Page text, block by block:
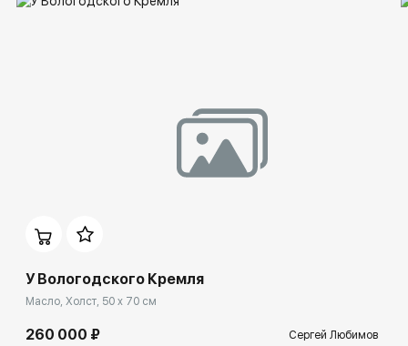
У Вологодского Кремля
Масло, Холст, 50 x 70 см
260 000 ₽ Сергей Любимов